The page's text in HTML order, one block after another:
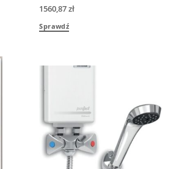
1560,87zł
Sprawdź